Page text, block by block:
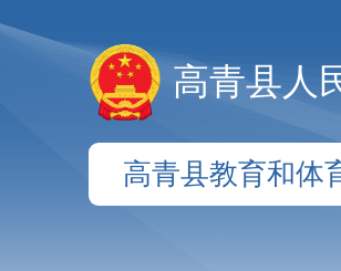
高青县人
高青县教育和体